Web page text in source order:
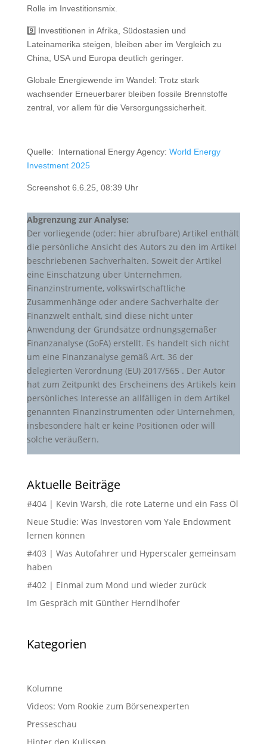
Rolle im Investitionsmix.
9️⃣ Investitionen in Afrika, Südostasien und
Lateinamerika steigen, bleiben aber im Vergleich zu
China, USA und Europa deutlich geringer.
Globale Energiewende im Wandel: Trotz stark
wachsender Erneuerbarer bleiben fossile Brennstoffe
zentral, vor allem für die Versorgungssicherheit.
Quelle: International Energy Agency: World Energy
Investment 2025
Screenshot 6.6.25, 08:39 Uhr
Abgrenzung zur Analyse:
Der vorliegende (oder: hier abrufbare) Artikel enthält
die persönliche Ansicht des Autors zu den im Artikel
beschriebenen Sachverhalten. Soweit der Artikel
eine Einschätzung über Unternehmen,
Finanzinstrumente, volkswirtschaftliche
Zusammenhänge oder andere Sachverhalte der
Finanzwelt enthält, sind diese nicht unter
Anwendung der Grundsätze ordnungsgemäßer
Finanzanalyse (GoFA) erstellt. Es handelt sich nicht
um eine Finanzanalyse gemäß Art. 36 der
delegierten Verordnung (EU) 2017/565 . Der Autor
hat zum Zeitpunkt des Erscheinens des Artikels kein
persönliches Interesse an allfälligen in dem Artikel
genannten Finanzinstrumenten oder Unternehmen,
insbesondere hält er keine Positionen oder will
solche veräußern.
Aktuelle Beiträge
#404 | Kevin Warsh, die rote Laterne und ein Fass Öl
Neue Studie: Was Investoren vom Yale Endowment
lernen können
#403 | Was Autofahrer und Hyperscaler gemeinsam
haben
#402 | Einmal zum Mond und wieder zurück
Im Gespräch mit Günther Herndlhofer
Kategorien
Kolumne
Videos: Vom Rookie zum Börsenexperten
Presseschau
Hinter den Kulissen